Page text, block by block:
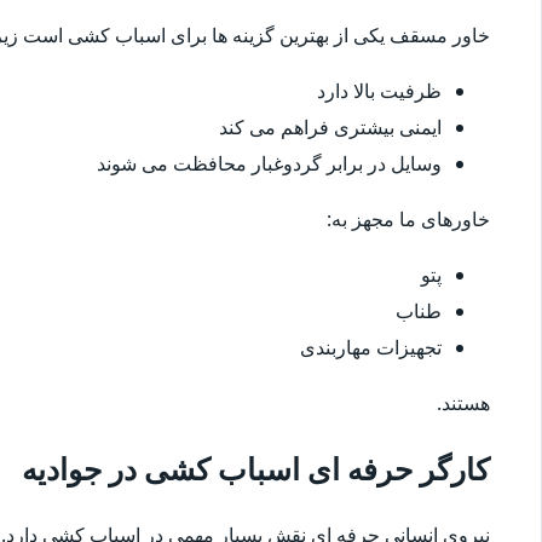
خاور مسقف یکی از بهترین گزینه ها برای اسباب کشی است
ظرفیت بالا دارد
ایمنی بیشتری فراهم می کند
وسایل در برابر گردوغبار محافظت می شوند
خاورهای ما مجهز به:
پتو
طناب
تجهیزات مهاربندی
هستند.
کارگر حرفه ای اسباب کشی در جوادیه
نیروی انسانی حرفه ای نقش بسیار مهمی در اسباب کشی دارد.